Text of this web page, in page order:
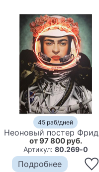
45 раб/дней
от 97 800 руб.
Артикул: 80.269-0
Подробнее